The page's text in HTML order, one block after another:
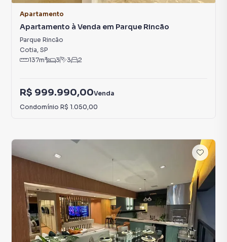
Apartamento
Apartamento à Venda em Parque Rincão
Parque Rincão
Cotia, SP
137m² 3 3 2
R$ 999.990,00Venda
Condomínio R$ 1.050,00